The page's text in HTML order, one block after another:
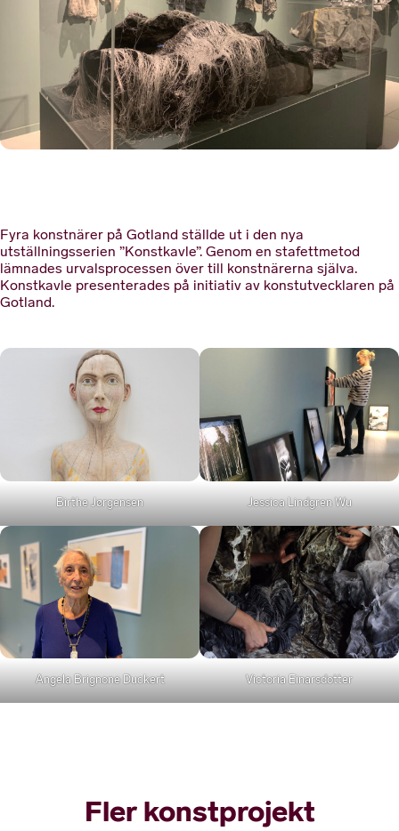
Fyra konstnärer på Gotland ställde ut i den nya
utställningsserien ”Konstkavle”. Genom en stafettmetod
lämnades urvalsprocessen över till konstnärerna själva.
Konstkavle presenterades på initiativ av konstutvecklaren på
Gotland.
Birthe Jørgensen Jessica Lindgren Wu
Angela Brignone Duckert Victoria Einarsdotter
Fler konstprojekt